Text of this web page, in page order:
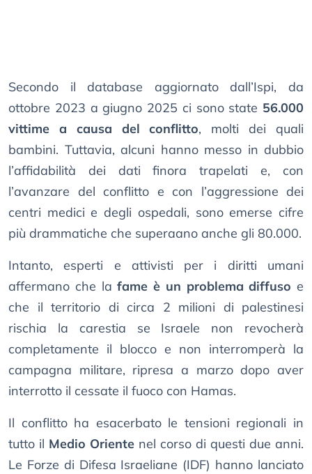
Secondo il database aggiornato dall’Ispi, da
ottobre 2023 a giugno 2025 ci sono state 56.000
vittime a causa del conflitto, molti dei quali
bambini. Tuttavia, alcuni hanno messo in dubbio
l’affidabilità dei dati finora trapelati e, con
l’avanzare del conflitto e con l’aggressione dei
centri medici e degli ospedali, sono emerse cifre
più drammatiche che superaano anche gli 80.000.
Intanto, esperti e attivisti per i diritti umani
affermano che lafame è un problema diffuso e
che il territorio di circa 2 milioni di palestinesi
rischia la carestia se Israele non revocherà
completamente il blocco e non interromperà la
campagna militare, ripresa a marzo dopo aver
interrotto il cessate il fuoco con Hamas.
Il conflitto ha esacerbato le tensioni regionali in
tutto il Medio Oriente nel corso di questi due anni.
Le Forze di Difesa Israeliane (IDF) hanno lanciato